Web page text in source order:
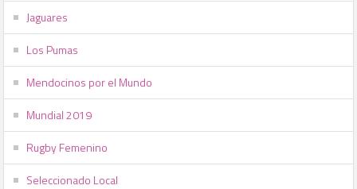
Jaguares
Los Pumas
Mendocinos por el Mundo
Mundial 2019
Rugby Femenino
Seleccionado Local